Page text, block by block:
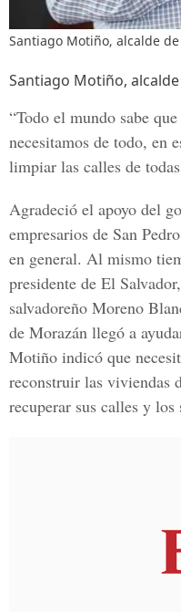
Santiago Motiño, alcalde de
Santiago Motiño,
“Todo el mundo sabe
necesitamos de todo, en
limpiar las calles de
Agradeció el apoyo del
empresarios de San
en general. Al mismo
presidente de El Salvador,
salvadoreño Moreno
de Morazán llegó a
Motiño indicó que
reconstruir las viviendas
recuperar sus calles y los